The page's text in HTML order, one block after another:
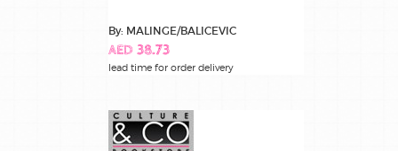
By: MALINGE/BALICEVIC
AED 38.73
lead time for order delivery